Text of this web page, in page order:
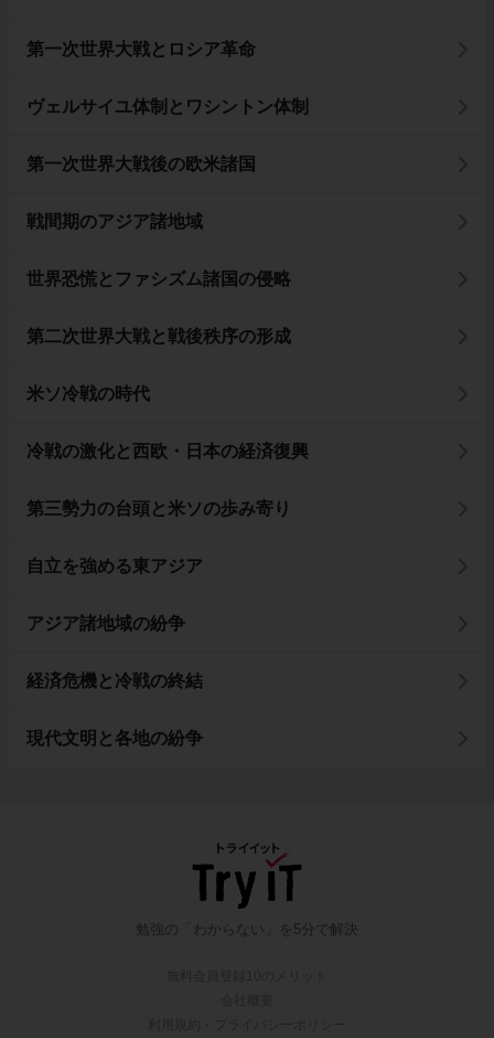
第一次世界大戦とロシア革命
ヴェルサイユ体制とワシントン体制
第一次世界大戦後の欧米諸国
戦間期のアジア諸地域
世界恐慌とファシズム諸国の侵略
第二次世界大戦と戦後秩序の形成
米ソ冷戦の時代
冷戦の激化と西欧・日本の経済復興
第三勢力の台頭と米ソの歩み寄り
自立を強める東アジア
アジア諸地域の紛争
経済危機と冷戦の終結
現代文明と各地の紛争
勉強の「わからない」を5分で解決